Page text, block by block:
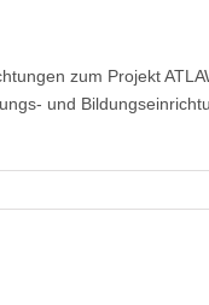
zum Projekt
und